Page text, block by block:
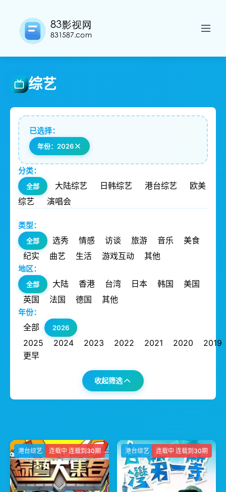
综艺
已选择：
年份：2026
分类：
全部 大陆综艺 日韩综艺 港台综艺
欧美
综艺
演唱会
类型：
全部 选秀 情感 访谈 旅游 音乐
美食
纪实
曲艺 生活 游戏互动 其他
地区：
全部 大陆 香港 台湾 日本 韩国
美国
英国
法国 德国 其他
年份：
全部 2026
2025 2024 2023 2022 2021 2020
2019
更早
收起筛选
港台综艺 连载中 连载到30期 港台综艺 连载中 连载到30期